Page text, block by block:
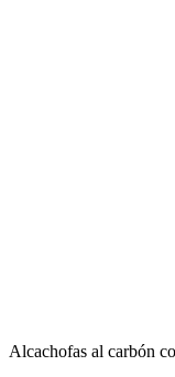
Alcachofas al carbón